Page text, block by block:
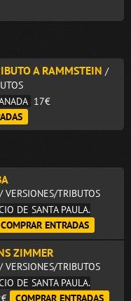
A RAMMSTEIN /
17€
/ VERSIONES/TRIBUTOS
DE SANTA PAULA.
COMPRAR ENTRADAS
ZIMMER
/ VERSIONES/TRIBUTOS
DE SANTA PAULA.
COMPRAR ENTRADAS